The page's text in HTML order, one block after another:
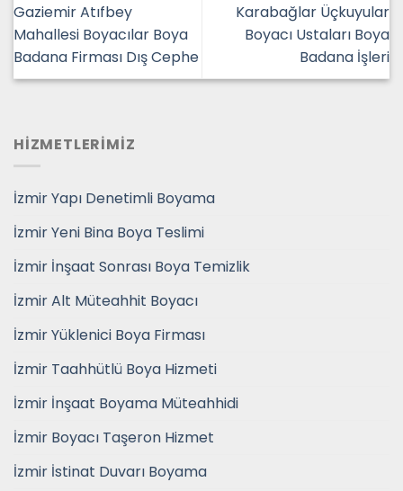
Gaziemir Atıfbey
Mahallesi Boyacılar Boya
Badana Firması Dış Cephe
Karabağlar Üçkuyular
Boyacı Ustaları Boya
Badana İşleri
HİZMETLERİMİZ
İzmir Yapı Denetimli Boyama
İzmir Yeni Bina Boya Teslimi
İzmir İnşaat Sonrası Boya Temizlik
İzmir Alt Müteahhit Boyacı
İzmir Yüklenici Boya Firması
İzmir Taahhütlü Boya Hizmeti
İzmir İnşaat Boyama Müteahhidi
İzmir Boyacı Taşeron Hizmet
İzmir İstinat Duvarı Boyama